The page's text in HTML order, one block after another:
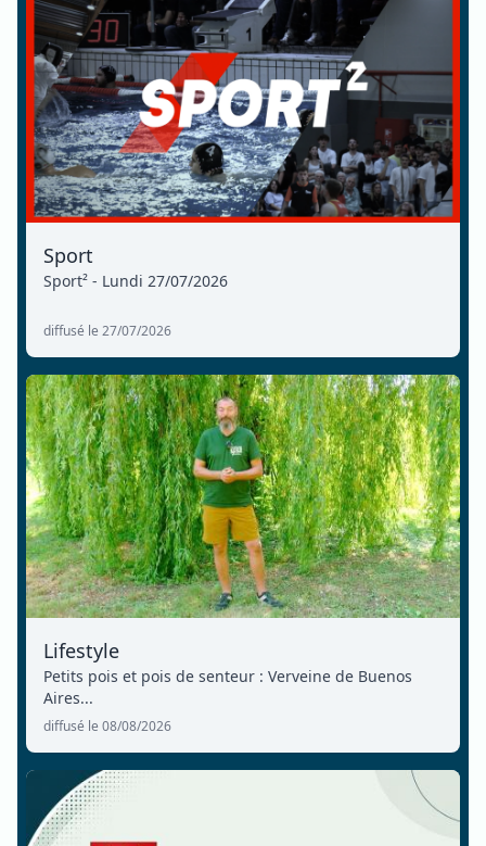
Sport
Sport² - Lundi 27/07/2026
diffusé le 27/07/2026
Lifestyle
Petits pois et pois de senteur : Verveine de Buenos
Aires...
diffusé le 08/08/2026